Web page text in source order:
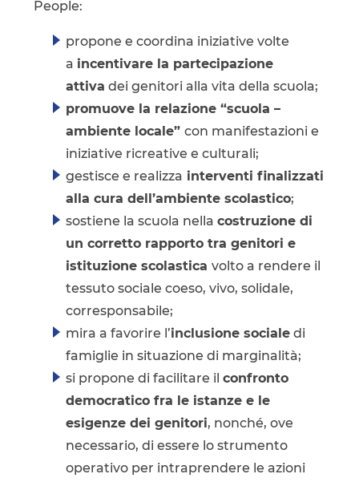
People:
propone e coordina iniziative volte
a incentivare la partecipazione
attiva dei genitori alla vita della scuola;
promuove la relazione “scuola –
ambiente locale”con manifestazioni e
iniziative ricreative e culturali;
gestisce e realizza interventi finalizzati
alla cura dell’ambiente scolastico;
sostiene la scuola nellacostruzione di
un corretto rapporto tra genitori e
istituzione scolasticavolto a rendere il
tessuto sociale coeso, vivo, solidale,
corresponsabile;
mira a favorire l’inclusione sociale di
famiglie in situazione di marginalità;
si propone di facilitare ilconfronto
democratico fra le istanze e le
esigenze dei genitori, nonché, ove
necessario, di essere lo strumento
operativo per intraprendere le azioni